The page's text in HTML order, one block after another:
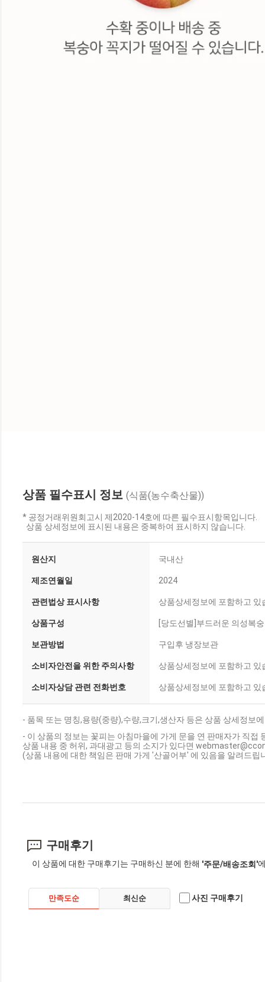
상품 필수표시 정보 (식품(농수축산물))
* 공정거래위원회고시 제2020-14호에 따른 필수표시항목입니다.
상품 상세정보에 표시된 내용은 중복하여 표시하지 않습니다.
원산지 국내산
제조연월일 2024
관련법상 표시사항 상품상세정보에 포함하고 있
상품구성 [당도선별]부드러운 의성복
보관방법 구입후 냉장보관
소비자안전을 위한 주의사항 상품상세정보에 포함하고 있
소비자상담 관련 전화번호 상품상세정보에 포함하고 있
- 품목 또는 명칭,용량(중량),수량,크기,생산자 등은 상품 상세정보
- 이 상품의 정보는 꽃피는 아침마을에 가게 문을 연 판매자가 직접
상품 내용 중 허위, 과대광고 등의 소지가 있다면
(상품 내용에 대한 책임은 판매 가게 '산골어부' 에 있음을 알려드립
구매후기
이 상품에 대한 구매후기는 구매하신 분에 한해 '주문/배송조회'
만족도순 최신순 사진 구매후기